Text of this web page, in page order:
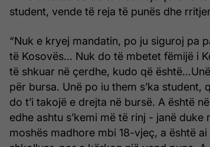
student, vende të reja të punës dhe
“Nuk e kryej mandatin, po ju siguroj pa
të Kosovës… Nuk do të mbetet fëmijë i
të shkuar në çerdhe, kudo që
për bursa. Unë po iu them s’ka student,
do t’i takojë e drejta në bursë. A është
edhe ashtu s’kemi më të rinj - janë
moshës madhore mbi 18-vjeç, a është